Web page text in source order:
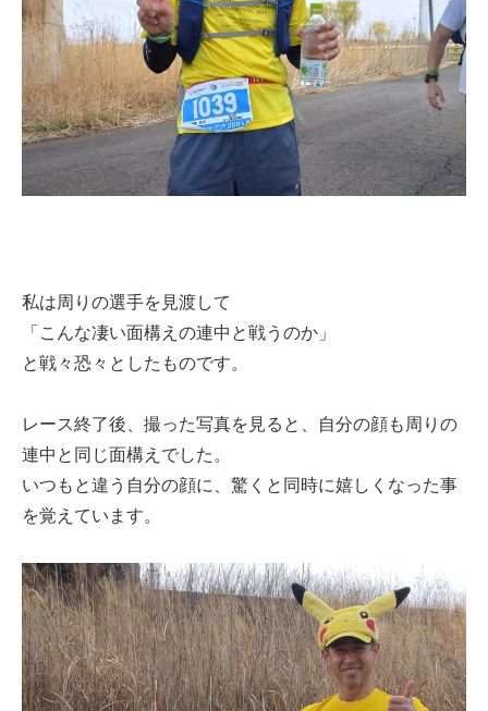
私は周りの選手を見渡して
「こんな凄い面構えの連中と戦うのか」
と戦々恐々としたものです。
レース終了後、撮った写真を見ると、自分の顔も周りの
連中と同じ面構えでした。
いつもと違う自分の顔に、驚くと同時に嬉しくなった事
を覚えています。